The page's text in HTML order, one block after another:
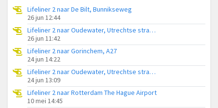
Lifeliner 2 naar De Bilt, Bunnikseweg
26 jun 12:44
Lifeliner 2 naar Oudewater, Utrechtse straatweg
26 jun 11:42
Lifeliner 2 naar Gorinchem, A27
24 jun 14:22
Lifeliner 2 naar Oudewater, Utrechtse straatweg
24 jun 13:09
Lifeliner 2 naar Rotterdam The Hague Airport
10 mei 14:45